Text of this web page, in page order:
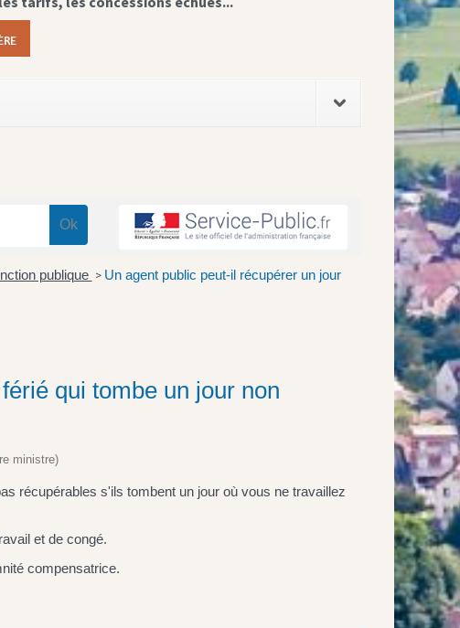
publique > Un agent public peut-il récupérer un jour
qui tombe un jour non
ministre)
récupérables s'ils tombent un jour où vous ne travaillez
et de congé.
compensatrice.